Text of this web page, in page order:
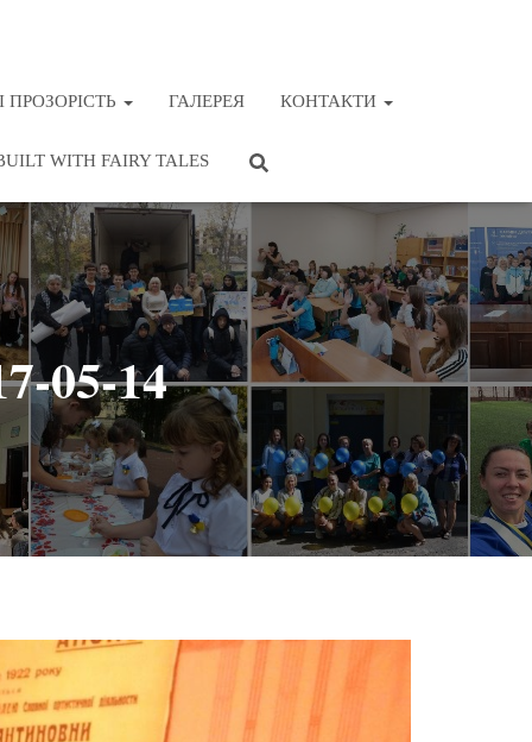
ПРОЗОРІСТЬ ГАЛЕРЕЯ КОНТАКТИ
WITH FAIRY TALES
05-14